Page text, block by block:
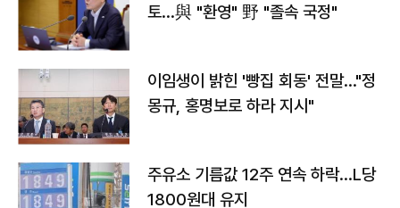
토…與 "환영" 野 "졸속 국정"
이임생이 밝힌 '빵집 회동' 전말…"정
몽규, 홍명보로 하라 지시"
주유소 기름값 12주 연속 하락…L당
1800원대 유지